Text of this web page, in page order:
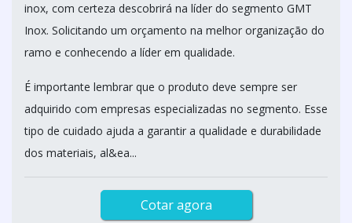
inox, com certeza descobrirá na líder do segmento GMT
Inox. Solicitando um orçamento na melhor organização do
ramo e conhecendo a líder em qualidade.
É importante lembrar que o produto deve sempre ser
adquirido com empresas especializadas no segmento. Esse
tipo de cuidado ajuda a garantir a qualidade e durabilidade
dos materiais, al&ea...
Cotar agora